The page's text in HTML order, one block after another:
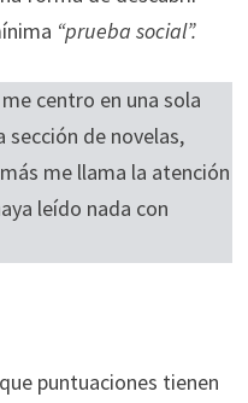
“prueba social”.
centro en una sola
sección de novelas,
me llama la atención
leído nada con
puntuaciones tienen